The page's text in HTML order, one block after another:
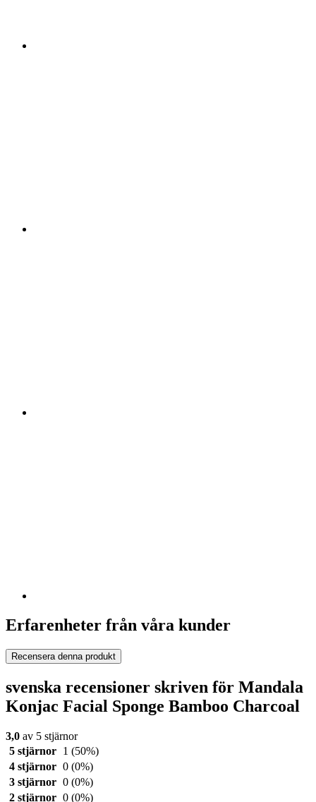
Erfarenheter från våra kunder
Recensera denna produkt
svenska recensioner skriven för Mandala
Konjac Facial Sponge Bamboo Charcoal
3,0 av 5 stjärnor
5 stjärnor
1 (50%)
4 stjärnor 0 (0%)
3 stjärnor 0 (0%)
2 stjärnor 0 (0%)